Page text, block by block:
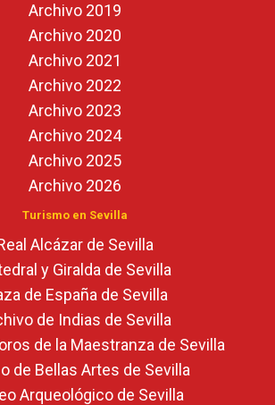
Archivo 2019
Archivo 2020
Archivo 2021
Archivo 2022
Archivo 2023
Archivo 2024
Archivo 2025
Archivo 2026
Turismo en Sevilla
Alcázar de Sevilla
y Giralda de Sevilla
de España de Sevilla
de Indias de Sevilla
de la Maestranza de Sevilla
de Bellas Artes de Sevilla
Arqueológico de Sevilla